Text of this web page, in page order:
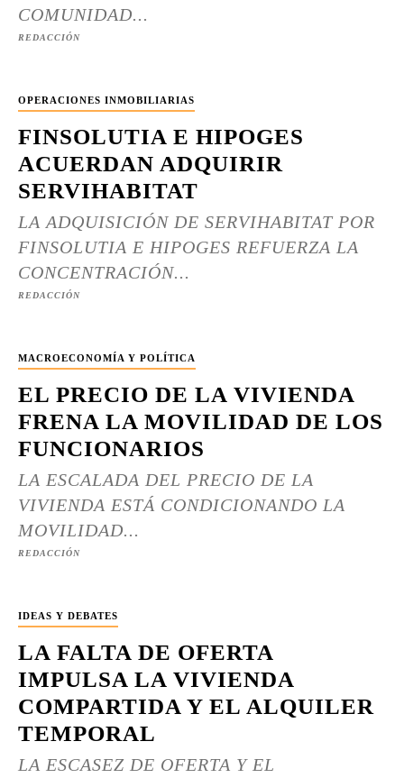
COMUNIDAD...
REDACCIÓN
OPERACIONES INMOBILIARIAS
FINSOLUTIA E HIPOGES
ACUERDAN ADQUIRIR
SERVIHABITAT
LA ADQUISICIÓN DE SERVIHABITAT POR
FINSOLUTIA E HIPOGES REFUERZA LA
CONCENTRACIÓN...
REDACCIÓN
MACROECONOMÍA Y POLÍTICA
EL PRECIO DE LA VIVIENDA
FRENA LA MOVILIDAD DE LOS
FUNCIONARIOS
LA ESCALADA DEL PRECIO DE LA
VIVIENDA ESTÁ CONDICIONANDO LA
MOVILIDAD...
REDACCIÓN
IDEAS Y DEBATES
LA FALTA DE OFERTA
IMPULSA LA VIVIENDA
COMPARTIDA Y EL ALQUILER
TEMPORAL
LA ESCASEZ DE OFERTA Y EL